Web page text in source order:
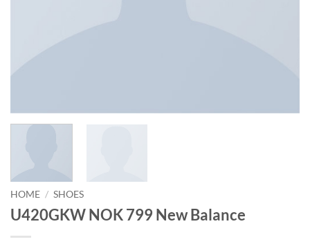
HOME / SHOES
U420GKW NOK 799 New Balance